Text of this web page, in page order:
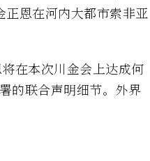
恩在河内大都市索非亚
在本次川金会上达成何
的联合声明细节。外界